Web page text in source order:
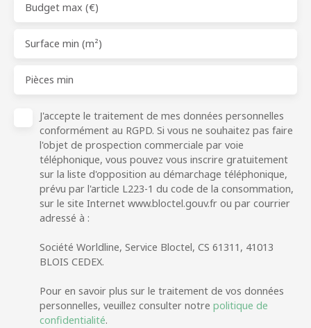
Budget max (€)
Surface min (m²)
Pièces min
J'accepte le traitement de mes données personnelles
conformément au RGPD. Si vous ne souhaitez pas faire
l'objet de prospection commerciale par voie
téléphonique, vous pouvez vous inscrire gratuitement
sur la liste d'opposition au démarchage téléphonique,
prévu par l'article L223-1 du code de la consommation,
sur le site Internet www.bloctel.gouv.fr ou par courrier
adressé à :
Société Worldline, Service Bloctel, CS 61311, 41013
BLOIS CEDEX.
Pour en savoir plus sur le traitement de vos données
personnelles, veuillez consulter notre politique de
confidentialité.